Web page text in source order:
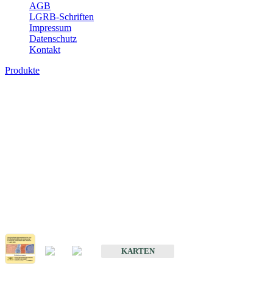
AGB
LGRB-Schriften
Impressum
Datenschutz
Kontakt
Produkte
KARTEN